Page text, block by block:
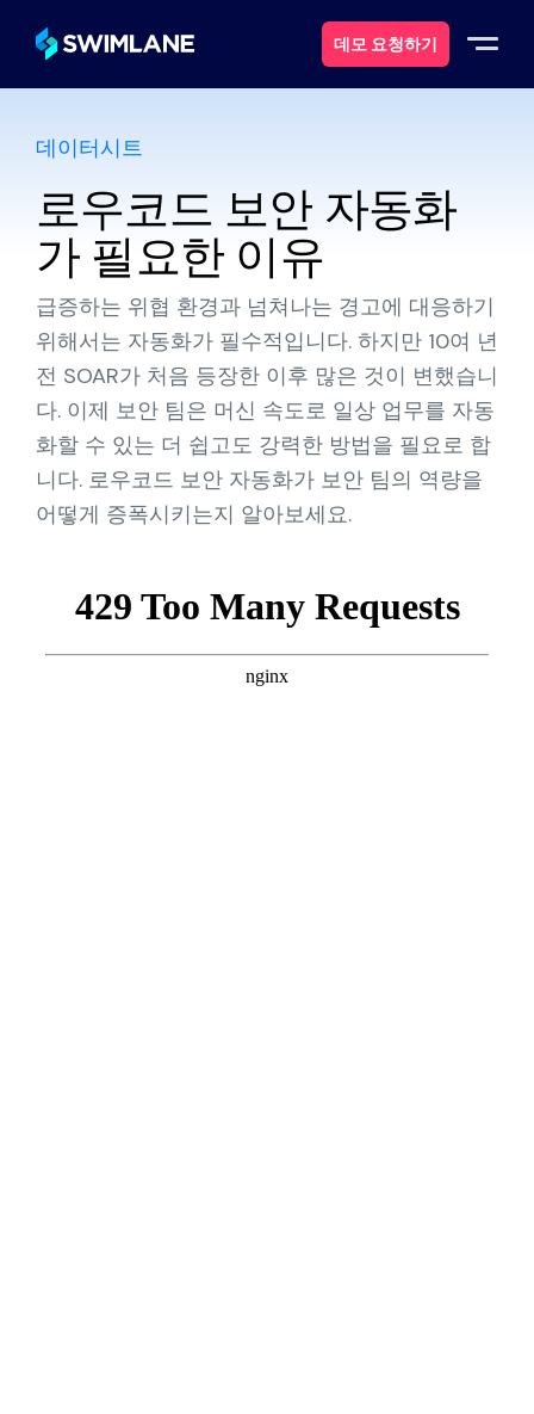
데모 요청하기
스윔레인이란 무엇일까요?
솔루션
제품
서비스
자원
에 대한
연락하다
데이터시트
로우코드 보안 자동화
가 필요한 이유
급증하는 위협 환경과 넘쳐나는 경고에 대응하기
위해서는 자동화가 필수적입니다. 하지만 10여 년
전 SOAR가 처음 등장한 이후 많은 것이 변했습니
다. 이제 보안 팀은 머신 속도로 일상 업무를 자동
화할 수 있는 더 쉽고도 강력한 방법을 필요로 합
니다. 로우코드 보안 자동화가 보안 팀의 역량을
어떻게 증폭시키는지 알아보세요.